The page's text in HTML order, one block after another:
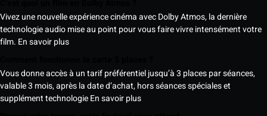
Vivez une nouvelle expérience cinéma avec Dolby Atmos, la dernière
technologie audio mise au point pour vous faire vivre intensément votre
film. En savoir plus
Vous donne accès à un tarif préférentiel jusqu’à 3 places par séances,
valable 3 mois, après la date d’achat, hors séances spéciales et
supplément technologieEn savoir plus